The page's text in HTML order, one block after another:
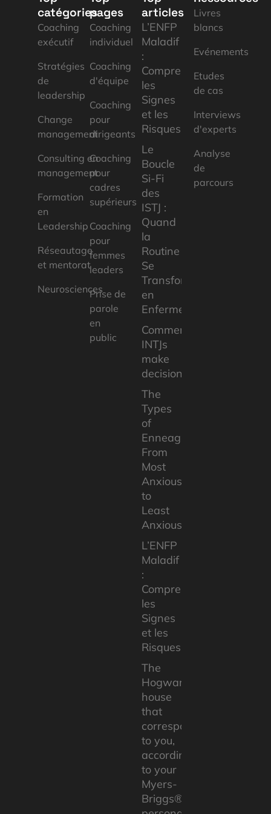
catégories
Coaching
exécutif
Stratégies
de
leadership
Change
management
Consulting en
management
Formation
en
Leadership
Réseautage
et mentorat
Neurosciences
pages
Coaching
individuel
Coaching
d'équipe
Coaching
pour
dirigeants
Coaching
pour
cadres
supérieurs
Coaching
pour
femmes
leaders
Prise de
parole
en
public
articles
L’ENFP
Maladif
:
Comprendre
les
Signes
et les
Risques
Le
Boucle
Si-Fi
des
ISTJ :
Quand
la
Routine
Se
Transforme
en
Enfermement
Comment
INTJs
make
decisions
The
Types
of
Enneagram:
From
Most
Anxious
to
Least
Anxious
L’ENFP
Maladif
:
Comprendre
les
Signes
et les
Risques
The
Hogwarts
house
that
corresponds
to you,
according
to your
Myers-
Briggs®
Livres
blancs
Evénements
Etudes
de cas
Interviews
d'experts
Analyse
de
parcours